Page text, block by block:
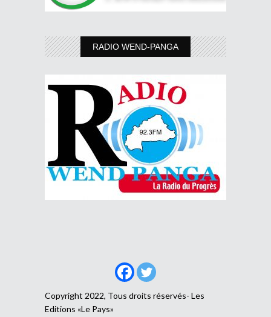
RADIO WEND-PANGA
Copyright 2022, Tous droits réservés- Les
Editions «Le Pays»